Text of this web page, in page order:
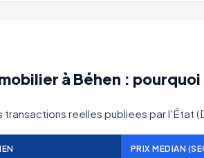
à Béhen :
transactions reelles publiees par l'État
PRIX MEDIAN